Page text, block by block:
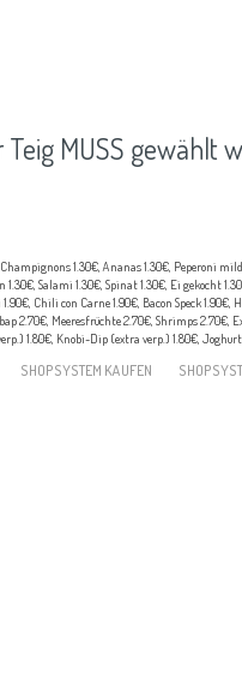
MUSS gewählt
1.30€, Ananas 1.30€, Peperoni
Salami 1.30€, Spinat 1.30€, Ei gekocht
Chili con Carne 1.90€, Bacon Speck
2.70€, Meeresfrüchte 2.70€, Shrimps 2.70€,
1.80€, Knobi-Dip (extra verp.) 1.80€,
SHOPSYSTEM KAUFEN